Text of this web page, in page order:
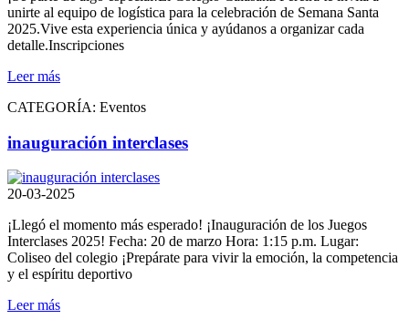
unirte al equipo de logística para la celebración de Semana Santa
2025.Vive esta experiencia única y ayúdanos a organizar cada
detalle.Inscripciones
Leer más
CATEGORÍA: Eventos
inauguración interclases
20-03-2025
¡Llegó el momento más esperado! ¡Inauguración de los Juegos
Interclases 2025! Fecha: 20 de marzo Hora: 1:15 p.m. Lugar:
Coliseo del colegio ¡Prepárate para vivir la emoción, la competencia
y el espíritu deportivo
Leer más